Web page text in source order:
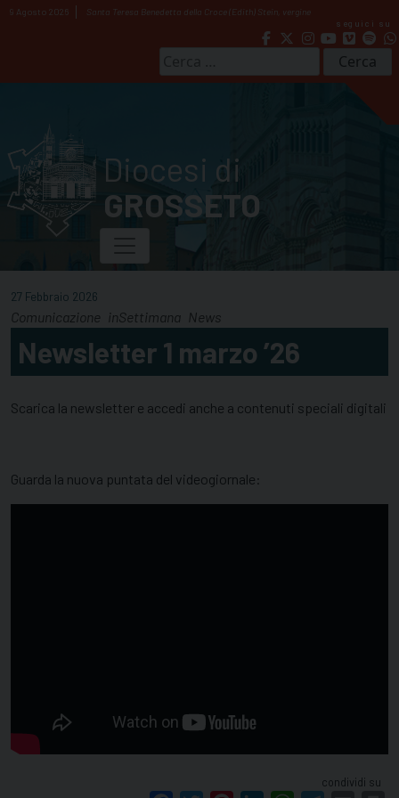
Skip
9 Agosto 2026
Santa Teresa Benedetta della Croce (Edith) Stein, vergine
seguici su
per:
Diocesi di
GROSSETO
27 Febbraio 2026
Comunicazione inSettimana News
Newsletter 1 marzo ’26
Scarica la newsletter e accedi anche a contenuti speciali digitali
Guarda la nuova puntata del videogiornale:
condividi su